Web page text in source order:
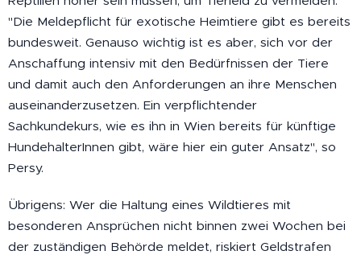
"Die Meldepflicht für exotische Heimtiere gibt es bereits
bundesweit. Genauso wichtig ist es aber, sich vor der
Anschaffung intensiv mit den Bedürfnissen der Tiere
und damit auch den Anforderungen an ihre Menschen
auseinanderzusetzen. Ein verpflichtender
Sachkundekurs, wie es ihn in Wien bereits für künftige
HundehalterInnen gibt, wäre hier ein guter Ansatz", so
Persy.
Übrigens: Wer die Haltung eines Wildtieres mit
besonderen Ansprüchen nicht binnen zwei Wochen bei
der zuständigen Behörde meldet, riskiert Geldstrafen